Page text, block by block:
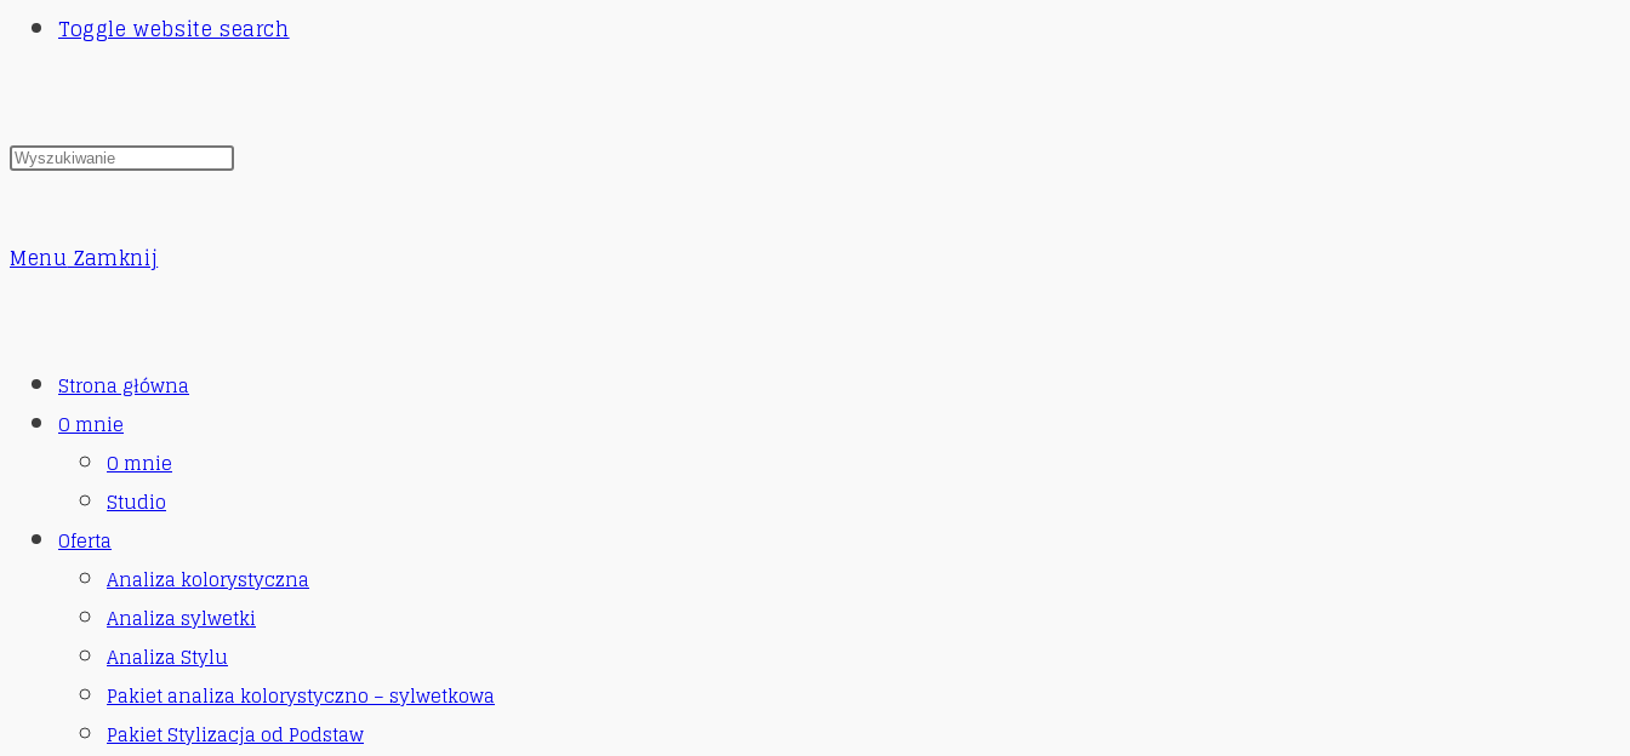
Toggle website search
Menu Zamknij
Strona główna
O mnie
O mnie
Studio
Oferta
Analiza kolorystyczna
Analiza sylwetki
Analiza Stylu
Pakiet analiza kolorystyczno – sylwetkowa
Pakiet Stylizacja od Podstaw